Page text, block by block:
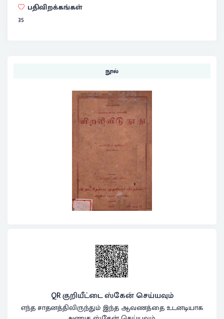
பதிவிறக்கங்கள்
35
நூல்
QR குறியீட்டை ஸ்கேன் செய்யவும்
எந்த சாதனத்திலிருந்தும் இந்த ஆவணத்தை உடனடியாக